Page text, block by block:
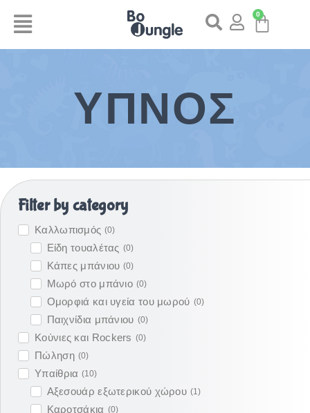
0
ΎΠΝΟΣ
Filter by category
Καλλωπισμός (0)
Είδη τουαλέτας (0)
Κάπες μπάνιου (0)
Μωρό στο μπάνιο (0)
Ομορφιά και υγεία του μωρού (0)
Παιχνίδια μπάνιου (0)
Κούνιες και Rockers (0)
Πώληση (0)
Υπαίθρια (10)
Αξεσουάρ εξωτερικού χώρου (1 )
Καροτσάκια (0)